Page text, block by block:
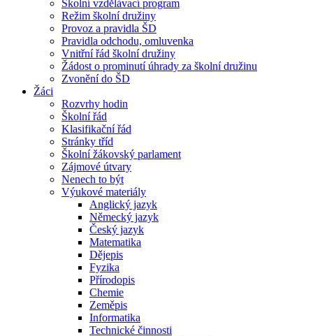
Školní vzdělávací program
Režim školní družiny
Provoz a pravidla ŠD
Pravidla odchodu, omluvenka
Vnitřní řád školní družiny
Žádost o prominutí úhrady za školní družinu
Zvonění do ŠD
Žáci
Rozvrhy hodin
Školní řád
Klasifikační řád
Stránky tříd
Školní žákovský parlament
Zájmové útvary
Nenech to být
Výukové materiály
Anglický jazyk
Německý jazyk
Český jazyk
Matematika
Dějepis
Fyzika
Přírodopis
Chemie
Zeměpis
Informatika
Technické činnosti